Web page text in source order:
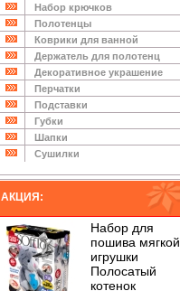
Набор крючков
Полотенцы
Коврики для ванной
Держатель для полотенц
Декоративное украшение
Перчатки
Подставки
Губки
Шапки
Сушилки
АКЦИЯ:
Набор для
пошива мягкой
игрушки
Полосатый
котенок